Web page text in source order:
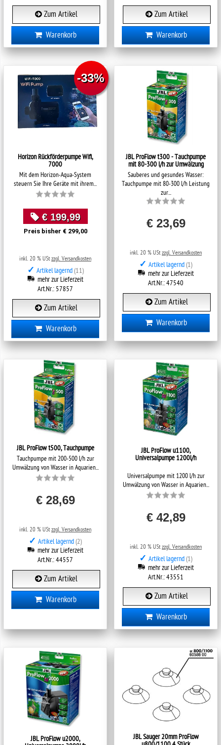
Zum Artikel
Warenkorb
Zum Artikel
Warenkorb
Horizon Rückförderpumpe Wifi,
7000
Mit dem Horizon-Aqua-System
steuern Sie Ihre Geräte mit ihrem...
€ 199,99
-33% ️
Preis bisher € 299,00
inkl. 20 % USt zzgl. Versandkosten
✓ Artikel lagernd(11)
mehr zur Lieferzeit
Art.Nr.: 57857
Zum Artikel
Warenkorb
JBL ProFlow t300 - Tauchpumpe
mit 80-300 l/h zur Umwälzung
Sauberes und gesundes Wasser:
Tauchpumpe mit 80-300 l/h Leistung
zur...
€ 23,69
inkl. 20 % USt zzgl. Versandkosten
✓ Artikel lagernd(1)
mehr zur Lieferzeit
Art.Nr.: 47540
Zum Artikel
Warenkorb
JBL ProFlow t500, Tauchpumpe
Tauchpumpe mit 200-500 l/h zur
Umwälzung von Wasser in Aquarien...
€ 28,69
inkl. 20 % UStzzgl. Versandkosten
✓ Artikel lagernd(2)
mehr zur Lieferzeit
Art.Nr.: 44557
Zum Artikel
Warenkorb
JBL ProFlow u1100,
Universalpumpe 1200l/h
Universalpumpe mit 1200 l/h zur
Umwälzung von Wasser in Aquarien...
€ 42,89
inkl. 20 % USt zzgl. Versandkosten
✓ Artikel lagernd(1)
mehr zur Lieferzeit
Art.Nr.: 43551
Zum Artikel
Warenkorb
JBL ProFlow u2000,
JBL Sauger 20mm ProFlow